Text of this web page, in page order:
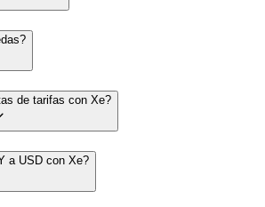
de tarifas con Xe?
a USD con Xe?